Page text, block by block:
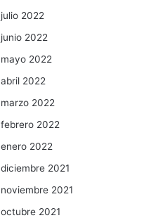
julio 2022
junio 2022
mayo 2022
abril 2022
marzo 2022
febrero 2022
enero 2022
diciembre 2021
noviembre 2021
octubre 2021